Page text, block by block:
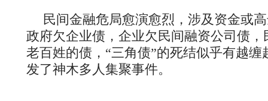
民间金融危局愈演愈烈，涉及资金或
政府欠企业债，企业欠民间融资公司债
老百姓的债，“三角债”的死结似乎有越
发了神木多人集聚事件。